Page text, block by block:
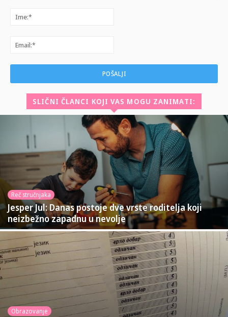
SLIČNI ČLANCI KOJI VAS MOGU ZANIMATI:
Reč stručnjaka
Jesper Jul: Danas postoje dve vrste roditelja koji
neizbežno zapadnu u nevolje
Obrazovanje